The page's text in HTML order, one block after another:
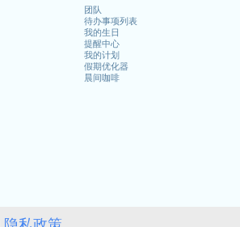
团队
待办事项列表
我的生日
提醒中心
我的计划
假期优化器
晨间咖啡